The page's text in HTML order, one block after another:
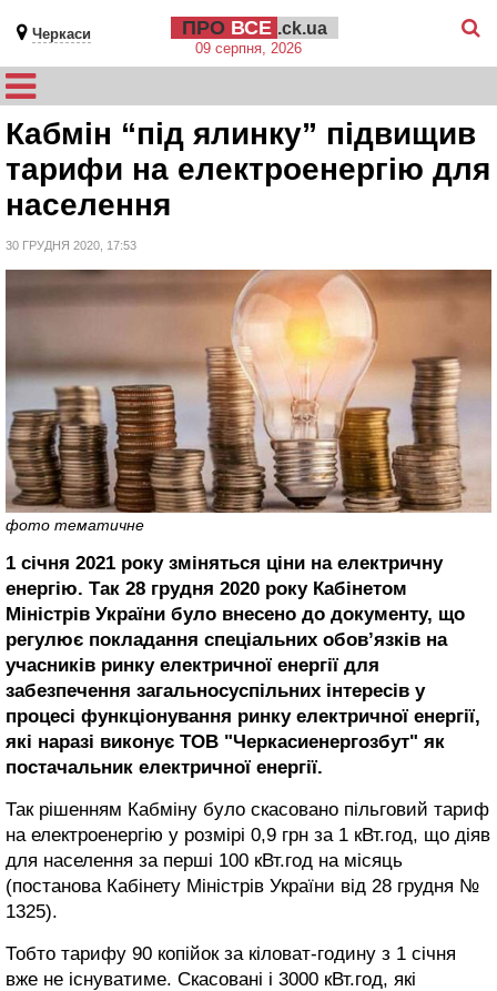
Черкаси ПРО ВСЕ .ck.ua
09 серпня, 2026
Кабмін “під ялинку” підвищив
тарифи на електроенергію для
населення
30 ГРУДНЯ 2020, 17:53
фото тематичне
1 січня 2021 року зміняться ціни на електричну
енергію. Так 28 грудня 2020 року Кабінетом
Міністрів України було внесено до документу, що
регулює покладання спеціальних обов’язків на
учасників ринку електричної енергії для
забезпечення загальносуспільних інтересів у
процесі функціонування ринку електричної енергії,
які наразі виконує ТОВ "Черкасиенергозбут" як
постачальник електричної енергії.
Так рішенням Кабміну було скасовано пільговий тариф
на електроенергію у розмірі 0,9 грн за 1 кВт.год, що діяв
для населення за перші 100 кВт.год на місяць
(постанова Кабінету Міністрів України від 28 грудня №
1325).
Тобто тарифу 90 копійок за кіловат-годину з 1 січня
вже не існуватиме. Скасовані і 3000 кВт.год, які